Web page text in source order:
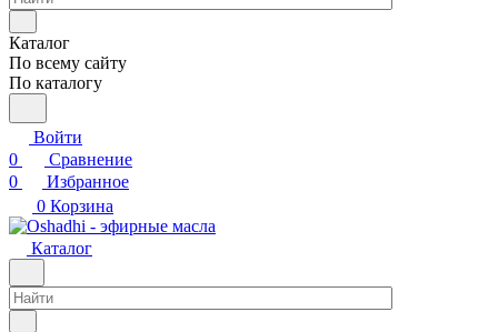
Каталог
По всему сайту
По каталогу
Войти
0
Сравнение
0
Избранное
0 Корзина
Каталог